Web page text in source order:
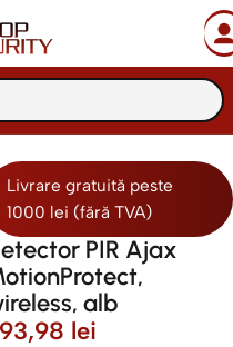
cablu Senzori cablati
Livrare gratuită peste
1000 lei (fără TVA)
PIR Ajax
alb
lei